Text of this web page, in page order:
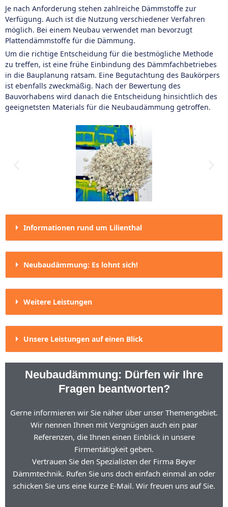
Je nach Anforderung stehen zahlreiche Dämmstoffe zur
Verfügung. Auch ist die Nutzung verschiedener Verfahren
möglich. Bei einem Neubau verwendet man bevorzugt
Plattendämmstoffe für die Dämmung.
Um die richtige Entscheidung für die bestmögliche Methode
zu treffen, ist eine frühe Einbindung des Dämmfachbetriebes
in die Bauplanung ratsam. Eine Begutachtung des Baukörpers
ist ebenfalls zweckmäßig. Nach der Bewertung des
Bauvorhabens wird danach die Entscheidung hinsichtlich des
geeignetsten Materials für die Neubaudämmung getroffen.
Informationen rund um Lilienthal
Neubaudämmung: Es lohnt sich!
Weitere Leistungen
Unsere Leistungen auf einen Blick
Neubaudämmung: Dürfen wir Ihre
Fragen beantworten?
Gerne informieren wir Sie näher über unser Themengebiet.
Wir nennen Ihnen mit Vergnügen auch ein paar
Referenzen, die Ihnen einen Einblick in unsere
Firmentätigkeit geben.
Vertrauen Sie den Spezialisten der Firma Beyer
Dämmtechnik. Rufen Sie uns doch einfach einmal an oder
schicken Sie uns eine kurze E-Mail. Wir freuen uns auf Sie.